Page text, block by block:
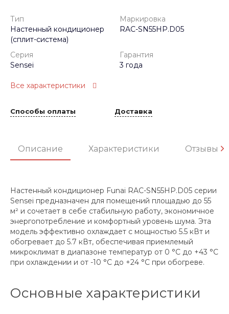
Тип
Настенный кондиционер
(сплит-система)
Маркировка
RAC-SN55HP.D05
Серия
Sensei
Гарантия
3 года
Все характеристики
Способы оплаты Доставка
Описание Характеристики Отзывы
Настенный кондиционер Funai RAC-SN55HP.D05 серии
Sensei предназначен для помещений площадью до 55
м² и сочетает в себе стабильную работу, экономичное
энергопотребление и комфортный уровень шума. Эта
модель эффективно охлаждает с мощностью 5.5 кВт и
обогревает до 5.7 кВт, обеспечивая приемлемый
микроклимат в диапазоне температур от 0 °C до +43 °C
при охлаждении и от -10 °C до +24 °C при обогреве.
Основные характеристики